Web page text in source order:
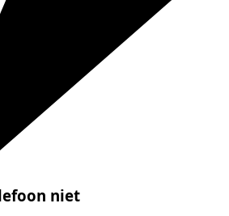
niet